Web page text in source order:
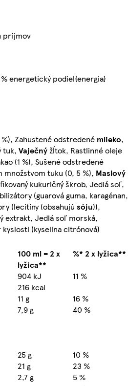
príjmov
energetický podiel{energia}
%), Zahustené odstredené mlieko,
tuk, Vaječnýžĺtok, Rastlinné oleje
(1 %), Sušené odstredené
množstvom tuku (0, 5 %), Maslový
kukuričný škrob, Jedlá soľ,
(guarová guma, karagénan,
(lecitíny (obsahujú sóju)),
extrakt, Jedlá soľ morská,
(kyselina citrónová)
100 ml = 2 x
lyžica**
%* 2 x lyžica**
904 kJ
11 %
216 kcal
11 g
16 %
7,9 g 40 %
25 g
10 %
21 g
23 %
2,7 g
5 %